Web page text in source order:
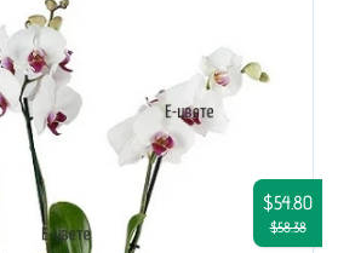
$54.80
$58.38